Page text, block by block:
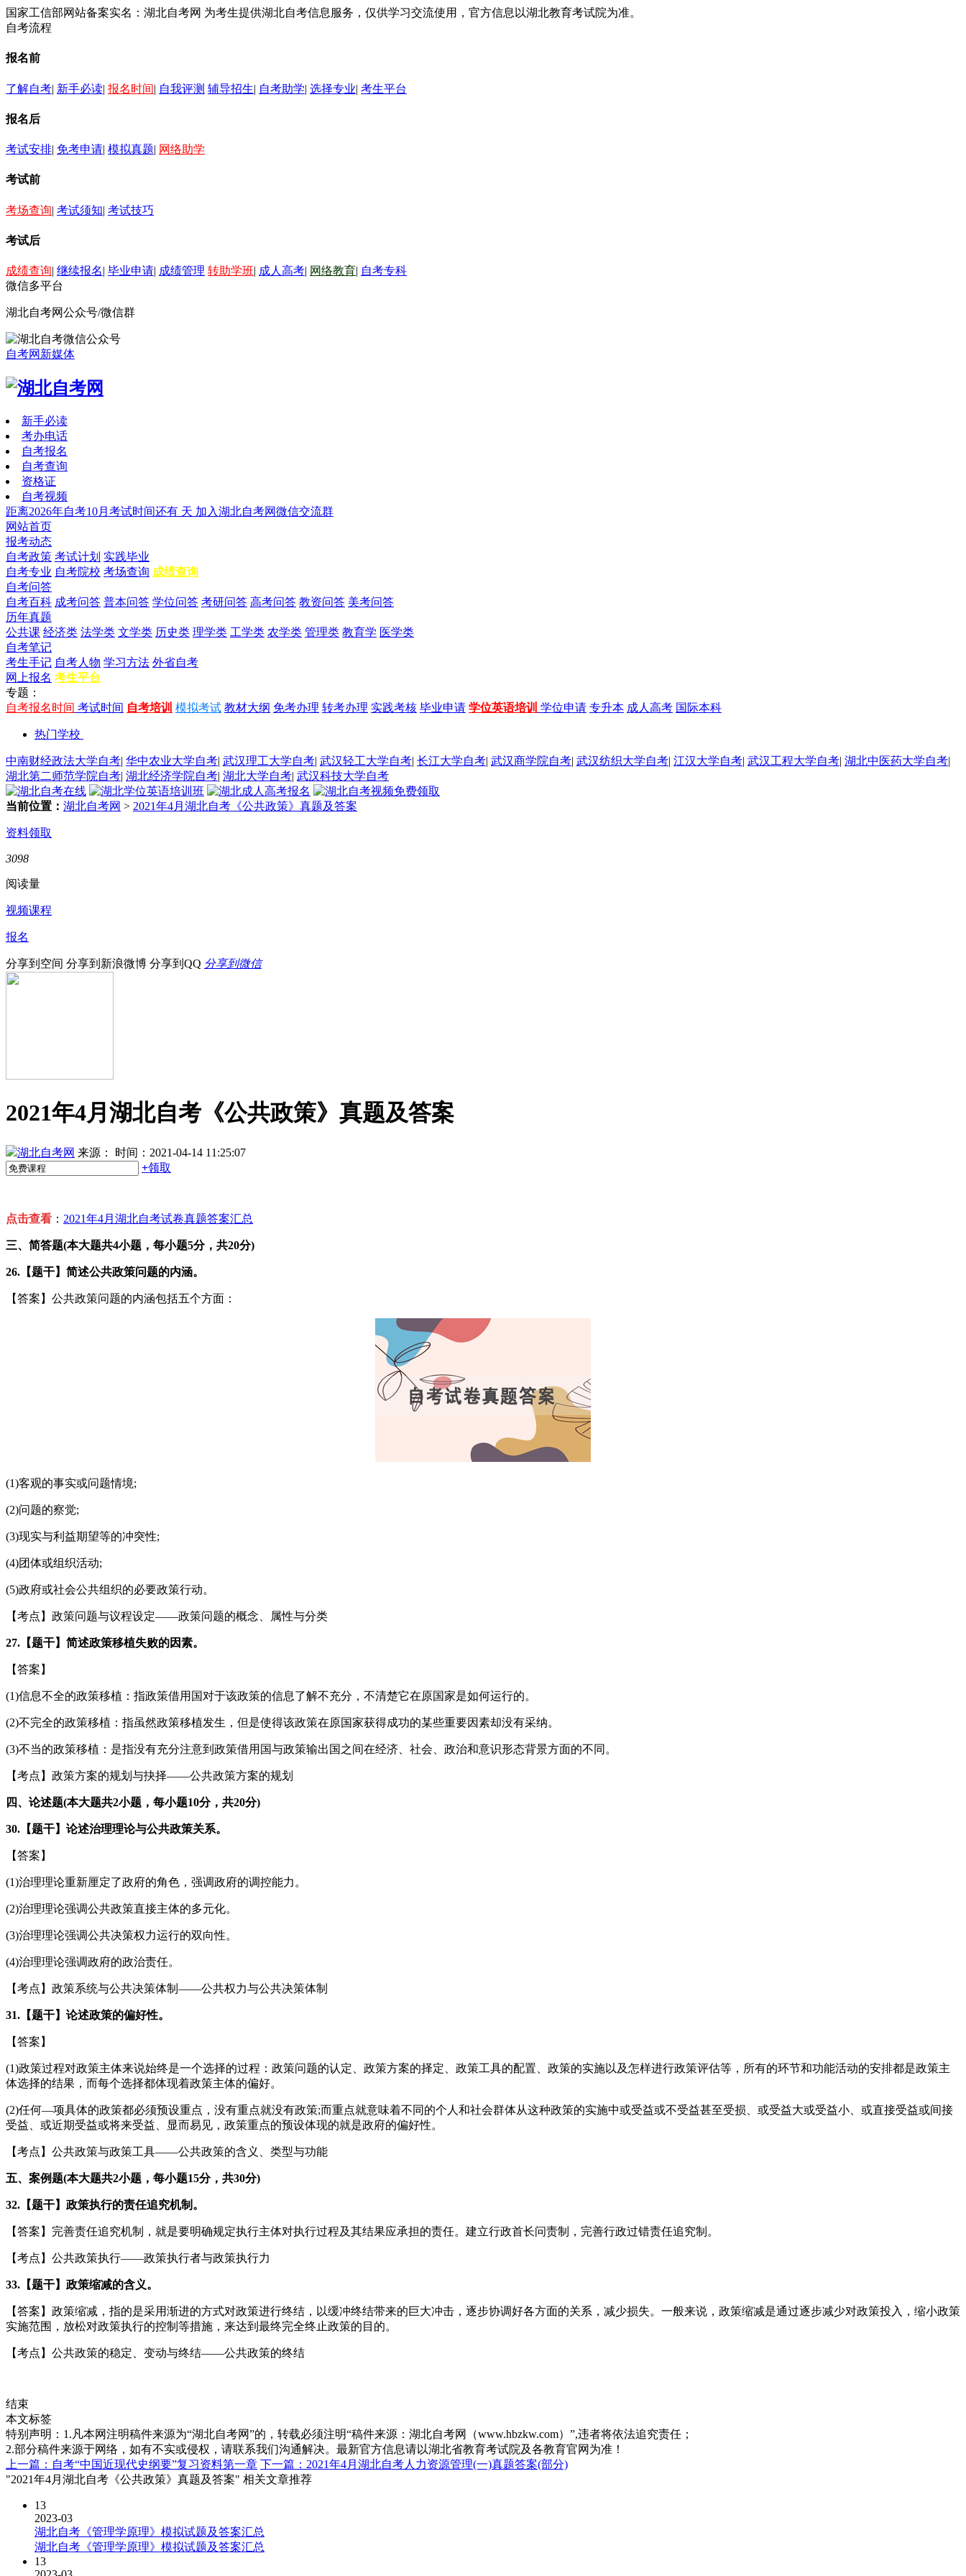
国家工信部网站备案实名：湖北自考网 为考生提供湖北自考信息服务，仅供学习交流使用，官方信息以湖北教育考试院为准。
自考流程
报名前
了解自考| 新手必读| 报名时间| 自我评测 辅导招生| 自考助学| 选择专业| 考生平台
报名后
考试安排| 免考申请| 模拟真题| 网络助学
考试前
考场查询| 考试须知| 考试技巧
考试后
成绩查询| 继续报名| 毕业申请| 成绩管理 转助学班| 成人高考| 网络教育| 自考专科
微信多平台
湖北自考网公众号/微信群
自考网新媒体
新手必读
考办电话
自考报名
自考查询
资格证
自考视频
距离2026年自考10月考试时间还有 天 加入湖北自考网微信交流群
网站首页
报考动态
自考政策 考试计划 实践毕业
自考专业 自考院校 考场查询 成绩查询
自考问答
自考百科 成考问答 普本问答 学位问答 考研问答 高考问答 教资问答 美考问答
历年真题
公共课 经济类 法学类 文学类 历史类 理学类 工学类 农学类 管理类 教育学 医学类
自考笔记
考生手记 自考人物 学习方法 外省自考
网上报名 考生平台
专题：
自考报名时间 考试时间 自考培训 模拟考试 教材大纲 免考办理 转考办理 实践考核 毕业申请 学位英语培训 学位申请 专升本 成人高考 国际本科
热门学校
中南财经政法大学自考| 华中农业大学自考| 武汉理工大学自考| 武汉轻工大学自考| 长江大学自考| 武汉商学院自考| 武汉纺织大学自考| 江汉大学自考| 武汉工程大学自考| 湖北中医药大学自考|
湖北第二师范学院自考| 湖北经济学院自考| 湖北大学自考| 武汉科技大学自考
当前位置： 湖北自考网 > 2021年4月湖北自考《公共政策》真题及答案
资料领取
3098
阅读量
视频课程
报名
分享到空间 分享到新浪微博 分享到QQ 分享到微信
2021年4月湖北自考《公共政策》真题及答案
湖北自考网 来源：
时间：2021-04-14 11:25:07
+领取
点击查看 ： 2021年4月湖北自考试卷真题答案汇总
三、简答题(本大题共4小题，每小题5分，共20分)
26.【题干】简述公共政策问题的内涵。
【答案】公共政策问题的内涵包括五个方面：
(1)客观的事实或问题情境;
(2)问题的察觉;
(3)现实与利益期望等的冲突性;
(4)团体或组织活动;
(5)政府或社会公共组织的必要政策行动。
【考点】政策问题与议程设定——政策问题的概念、属性与分类
27.【题干】简述政策移植失败的因素。
【答案】
(1)信息不全的政策移植：指政策借用国对于该政策的信息了解不充分，不清楚它在原国家是如何运行的。
(2)不完全的政策移植：指虽然政策移植发生，但是使得该政策在原国家获得成功的某些重要因素却没有采纳。
(3)不当的政策移植：是指没有充分注意到政策借用国与政策输出国之间在经济、社会、政治和意识形态背景方面的不同。
【考点】政策方案的规划与抉择——公共政策方案的规划
四、论述题(本大题共2小题，每小题10分，共20分)
30.【题干】论述治理理论与公共政策关系。
【答案】
(1)治理理论重新厘定了政府的角色，强调政府的调控能力。
(2)治理理论强调公共政策直接主体的多元化。
(3)治理理论强调公共决策权力运行的双向性。
(4)治理理论强调政府的政治责任。
【考点】政策系统与公共决策体制——公共权力与公共决策体制
31.【题干】论述政策的偏好性。
【答案】
(1)政策过程对政策主体来说始终是一个选择的过程：政策问题的认定、政策方案的择定、政策工具的配置、政策的实施以及怎样进行政策评估等，所有的环节和功能活动的安排都是政策主
体选择的结果，而每个选择都体现着政策主体的偏好。
(2)任何—项具体的政策都必须预设重点，没有重点就没有政策;而重点就意味着不同的个人和社会群体从这种政策的实施中或受益或不受益甚至受损、或受益大或受益小、或直接受益或间接
受益、或近期受益或将来受益、显而易见，政策重点的预设体现的就是政府的偏好性。
【考点】公共政策与政策工具——公共政策的含义、类型与功能
五、案例题(本大题共2小题，每小题15分，共30分)
32.【题干】政策执行的责任追究机制。
【答案】完善责任追究机制，就是要明确规定执行主体对执行过程及其结果应承担的责任。建立行政首长问责制，完善行政过错责任追究制。
【考点】公共政策执行——政策执行者与政策执行力
33.【题干】政策缩减的含义。
【答案】政策缩减，指的是采用渐进的方式对政策进行终结，以缓冲终结带来的巨大冲击，逐步协调好各方面的关系，减少损失。一般来说，政策缩减是通过逐步减少对政策投入，缩小政策
实施范围，放松对政策执行的控制等措施，来达到最终完全终止政策的目的。
【考点】公共政策的稳定、变动与终结——公共政策的终结
结束
本文标签
特别声明：1.凡本网注明稿件来源为“湖北自考网”的，转载必须注明“稿件来源：湖北自考网（www.hbzkw.com）”,违者将依法追究责任；
2.部分稿件来源于网络，如有不实或侵权，请联系我们沟通解决。最新官方信息请以湖北省教育考试院及各教育官网为准！
上一篇：自考“中国近现代史纲要”复习资料第一章 下一篇：2021年4月湖北自考人力资源管理(一)真题答案(部分)
"2021年4月湖北自考《公共政策》真题及答案" 相关文章推荐
13
2023-03
湖北自考《管理学原理》模拟试题及答案汇总
湖北自考《管理学原理》模拟试题及答案汇总
13